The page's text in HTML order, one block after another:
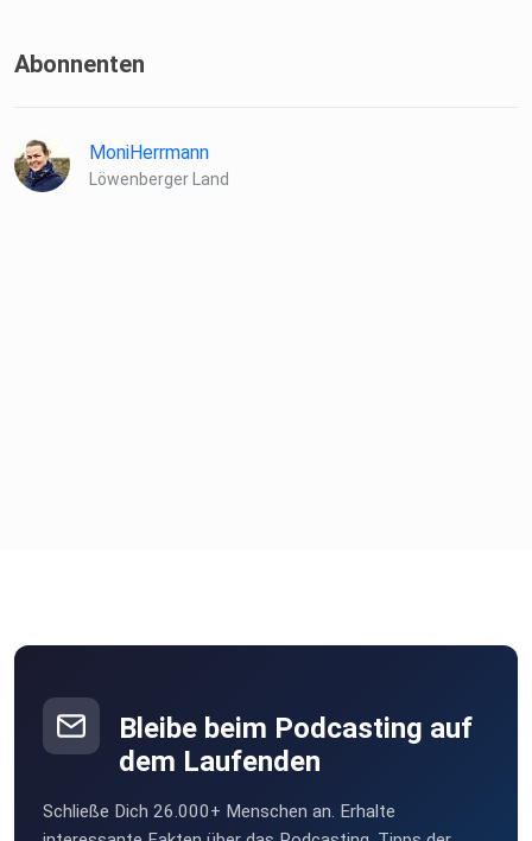
Abonnenten
MoniHerrmann
Löwenberger Land
Bleibe beim Podcasting auf
dem Laufenden
Schließe Dich 26.000+ Menschen an. Erhalte